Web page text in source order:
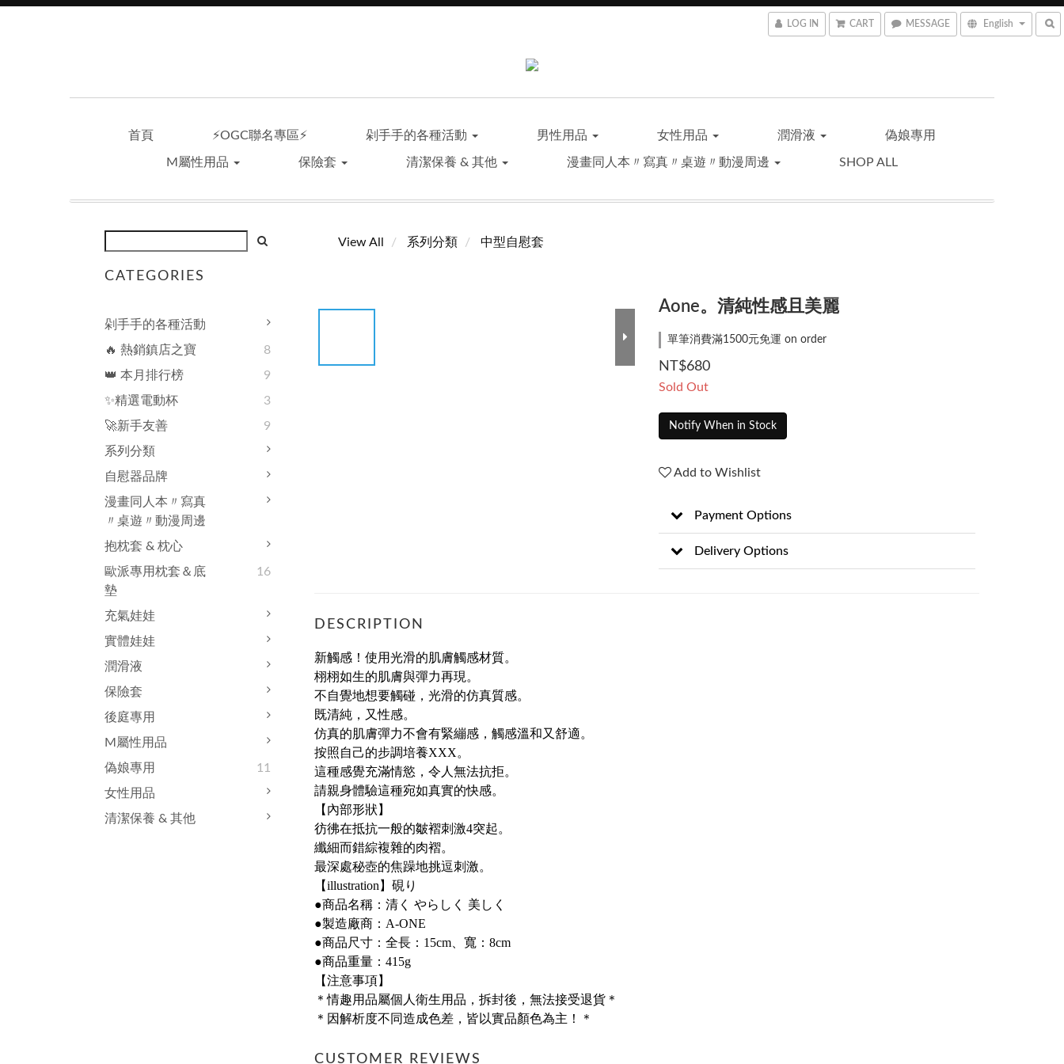
LOG IN CART MESSAGE English
首頁 ⚡OGC聯名專區⚡ 剁手手的各種活動 男性用品 女性用品 潤滑液 偽娘專用
M屬性用品 保險套 清潔保養 & 其他 漫畫同人本〃寫真〃桌遊〃動漫周邊 SHOP ALL
CATEGORIES
剁手手的各種活動
🔥 熱銷鎮店之寶
8
👑 本月排行榜
9
✨精選電動杯
3
🚀新手友善
9
系列分類
自慰器品牌
漫畫同人本〃寫真
〃桌遊〃動漫周邊
抱枕套 & 枕心
歐派專用枕套＆底
墊
16
充氣娃娃
實體娃娃
潤滑液
保險套
後庭專用
M屬性用品
偽娘專用
11
女性用品
清潔保養 & 其他
View All 系列分類 中型自慰套
Aone。清純性感且美麗
單筆消費滿1500元免運 on order
NT$680
Sold Out
Notify When in Stock
Add to Wishlist
Payment Options
Delivery Options
DESCRIPTION
新觸感！使用光滑的肌膚觸感材質。
栩栩如生的肌膚與彈力再現。
不自覺地想要觸碰，光滑的仿真質感。
既清純，又性感。
仿真的肌膚彈力不會有緊繃感，觸感溫和又舒適。
按照自己的步調培養XXX。
這種感覺充滿情慾，令人無法抗拒。
請親身體驗這種宛如真實的快感。
【內部形狀】
彷彿在抵抗一般的皺褶刺激4突起。
纖細而錯綜複雜的肉褶。
最深處秘壺的焦躁地挑逗刺激。
【illustration】硯り
●商品名稱：清く やらしく 美しく
●製造廠商：A-ONE
●商品尺寸：全長：15cm、寬：8cm
●商品重量：415g
【注意事項】
＊情趣用品屬個人衛生用品，拆封後，無法接受退貨＊
＊因解析度不同造成色差，皆以實品顏色為主！＊
CUSTOMER REVIEWS